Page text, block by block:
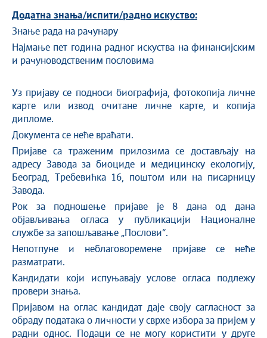
Додатна знања/испити/радно искуство:
Знање рада на рачунару
Најмање пет година радног искуства на финансијским
и рачуноводственим пословима
Уз пријаву се подноси биографија, фотокопија личне
карте или извод очитане личне карте, и копија
дипломе.
Документа се неће враћати.
Пријаве са траженим прилозима се достављају на
адресу Завода за биоциде и медицинску екологију,
Београд, Требевићка 16, поштом или на писарницу
Завода.
Рок за подношење пријаве је 8 дана од дана
објављивања огласа у публикацији Националне
службе за запошљавање „Послови“.
Непотпуне и неблаговоремене пријаве се неће
разматрати.
Кандидати који испуњавају услове огласа подлежу
провери знања.
Пријавом на оглас кандидат даје своју сагласност за
обраду података о личности у сврхе избора за пријем у
радни однос. Подаци се не могу користити у друге